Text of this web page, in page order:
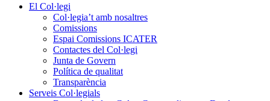
El Col·legi
Col·legia’t amb nosaltres
Comissions
Espai Comissions ICATER
Contactes del Col·legi
Junta de Govern
Política de qualitat
Transparència
Serveis Col·legials